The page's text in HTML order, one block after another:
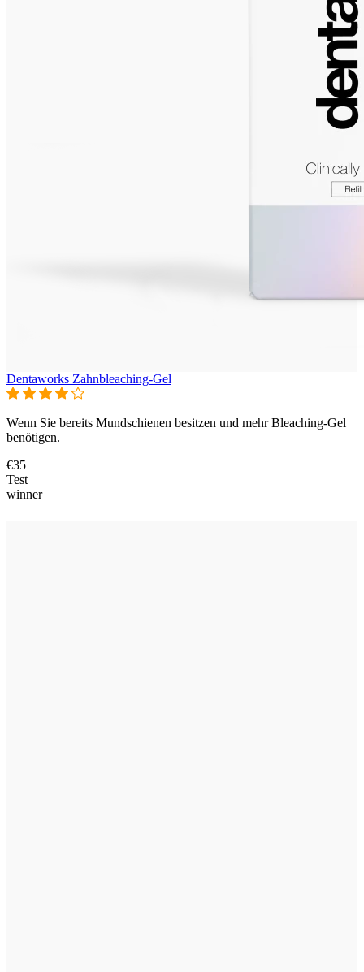
Dentaworks Zahnbleaching-Gel
Wenn Sie bereits Mundschienen besitzen und mehr Bleaching-Gel
benötigen.
€35
Test
winner